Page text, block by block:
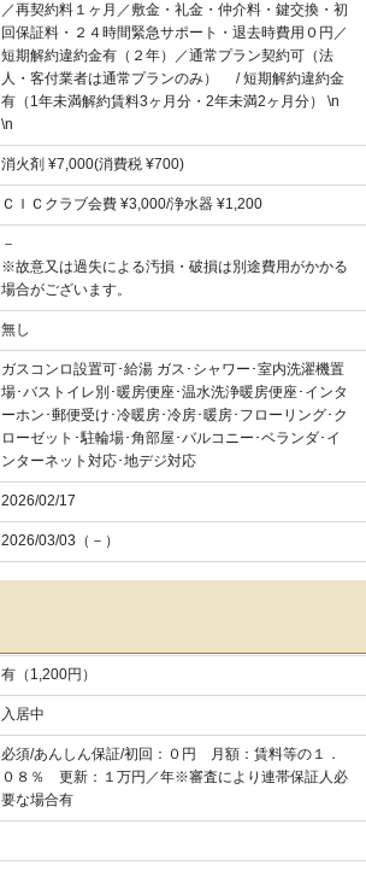
／再契約料１ヶ月／敷金・礼金・仲介料・鍵交換・初
回保証料・２４時間緊急サポート・退去時費用０円／
短期解約違約金有（２年）／通常プラン契約可（法
人・客付業者は通常プランのみ） / 短期解約違約金
有（1年未満解約賃料3ヶ月分・2年未満2ヶ月分） \n
\n
消火剤 ¥7,000(消費税 ¥700)
ＣＩＣクラブ会費 ¥3,000/浄水器 ¥1,200
－
※故意又は過失による汚損・破損は別途費用がかかる
場合がございます。
無し
ガスコンロ設置可･給湯 ガス･シャワー･室内洗濯機置
場･バストイレ別･暖房便座･温水洗浄暖房便座･インタ
ーホン･郵便受け･冷暖房･冷房･暖房･フローリング･ク
ローゼット･駐輪場･角部屋･バルコニー･ベランダ･イ
ンターネット対応･地デジ対応
2026/02/17
2026/03/03（－）
有（1,200円）
入居中
必須/あんしん保証/初回：０円 月額：賃料等の１．
０８％ 更新：１万円／年※審査により連帯保証人必
要な場合有